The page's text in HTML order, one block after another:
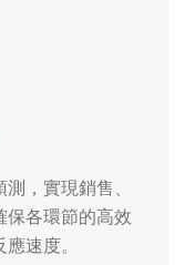
，實現銷售、
各環節的高效
速度。